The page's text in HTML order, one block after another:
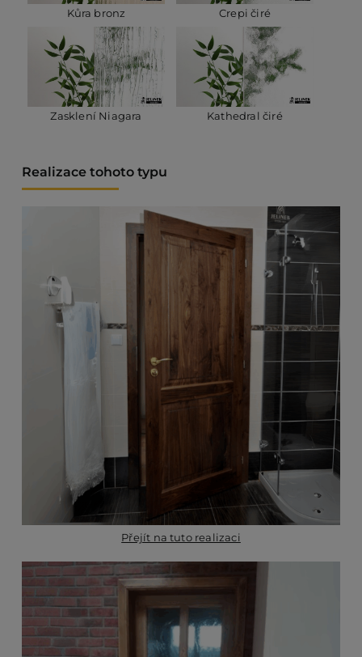
Kůra bronz Crepi čiré
Zasklení Niagara Kathedral čiré
Realizace tohoto typu
Přejít na tuto realizaci